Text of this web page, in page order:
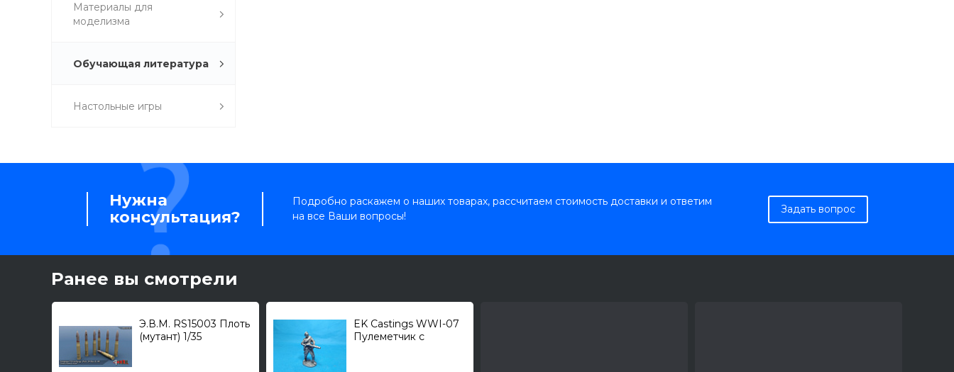
Материалы для
моделизма
Обучающая литература
Настольные игры
Нужна
консультация?
Подробно раскажем о наших товарах, рассчитаем стоимость доставки и ответим
на все Ваши вопросы!
Задать вопрос
Ранее вы смотрели
Э.В.М. RS15003 Плоть
(мутант) 1/35
EK Castings WWI-07
Пулеметчик с